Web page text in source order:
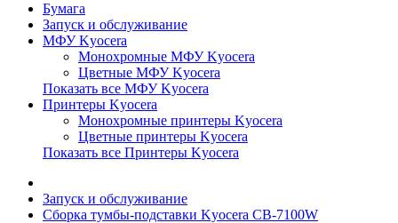
Бумага
Запуск и обслуживание
МФУ Kyocera
Монохромные МФУ Kyocera
Цветные МФУ Kyocera
Показать все МФУ Kyocera
Принтеры Kyocera
Монохромные принтеры Kyocera
Цветные принтеры Kyocera
Показать все Принтеры Kyocera
Запуск и обслуживание
Сборка тумбы-подставки Kyocera CB-7100W